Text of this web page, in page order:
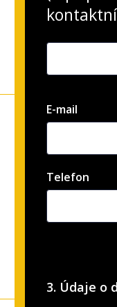
E-mail
Telefon
3. Údaje o